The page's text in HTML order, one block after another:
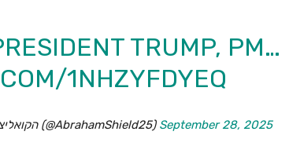
TRUMP, PM…
1NHZYFDYEQ
— הקואליציה לביטחון אזורי (@AbrahamShield25) September 28, 2025